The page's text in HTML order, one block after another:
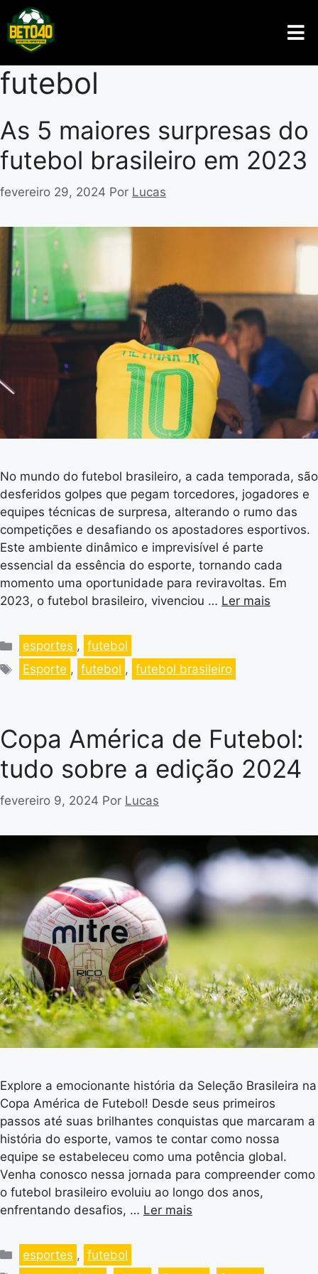
futebol
As 5 maiores surpresas do
futebol brasileiro em 2023
fevereiro 29, 2024 Por Lucas
No mundo do futebol brasileiro, a cada temporada, são
desferidos golpes que pegam torcedores, jogadores e
equipes técnicas de surpresa, alterando o rumo das
competições e desafiando os apostadores esportivos.
Este ambiente dinâmico e imprevisível é parte
essencial da essência do esporte, tornando cada
momento uma oportunidade para reviravoltas. Em
2023, o futebol brasileiro, vivenciou … Ler mais
esportes , futebol
Esporte , futebol , futebol brasileiro
Copa América de Futebol:
tudo sobre a edição 2024
fevereiro 9, 2024 Por Lucas
Explore a emocionante história da Seleção Brasileira na
Copa América de Futebol! Desde seus primeiros
passos até suas brilhantes conquistas que marcaram a
história do esporte, vamos te contar como nossa
equipe se estabeleceu como uma potência global.
Venha conosco nessa jornada para compreender como
o futebol brasileiro evoluiu ao longo dos anos,
enfrentando desafios, … Ler mais
esportes , futebol